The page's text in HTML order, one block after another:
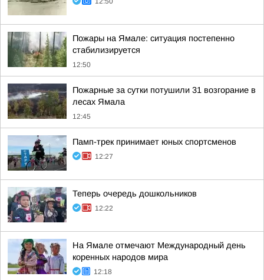
Пожары на Ямале: ситуация постепенно
стабилизируется
12:50
Пожарные за сутки потушили 31 возгорание в
лесах Ямала
12:45
Памп-трек принимает юных спортсменов
12:27
Теперь очередь дошкольников
12:22
На Ямале отмечают Международный день
коренных народов мира
12:18